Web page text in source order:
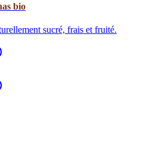
bio
sucré, frais et fruité.